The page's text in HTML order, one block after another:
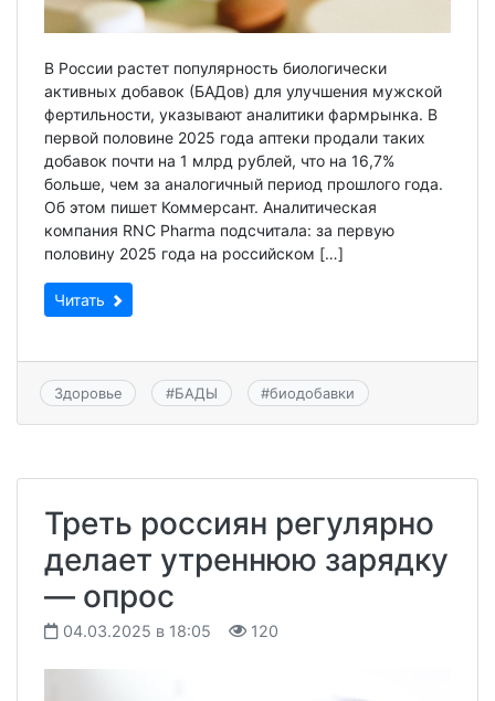
В России растет популярность биологически
активных добавок (БАДов) для улучшения мужской
фертильности, указывают аналитики фармрынка. В
первой половине 2025 года аптеки продали таких
добавок почти на 1 млрд рублей, что на 16,7%
больше, чем за аналогичный период прошлого года.
Об этом пишет Коммерсант. Аналитическая
компания RNC Pharma подсчитала: за первую
половину 2025 года на российском […]
Читать
Здоровье #БАДЫ #биодобавки
Треть россиян регулярно
делает утреннюю зарядку
— опрос
04.03.2025 в 18:05 120